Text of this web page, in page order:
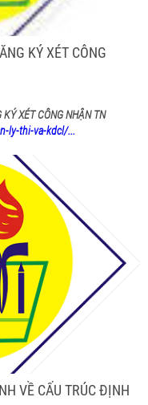
KÝ XÉT CÔNG
XÉT CÔNG NHẬN TN
ly-thi-va-kdcl/...
VỀ CẤU TRÚC ĐỊNH